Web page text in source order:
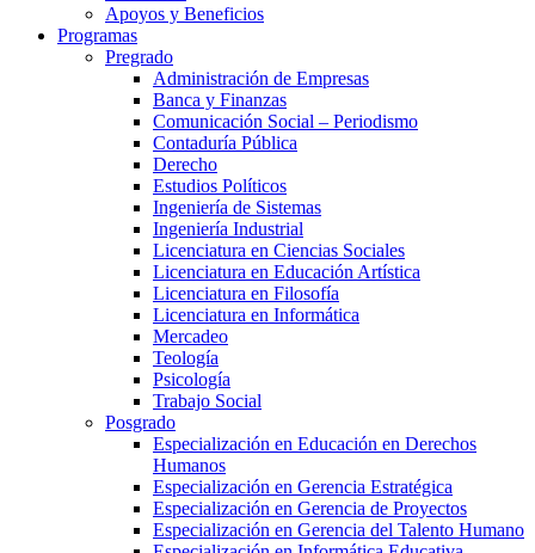
Apoyos y Beneficios
Programas
Pregrado
Administración de Empresas
Banca y Finanzas
Comunicación Social – Periodismo
Contaduría Pública
Derecho
Estudios Políticos
Ingeniería de Sistemas
Ingeniería Industrial
Licenciatura en Ciencias Sociales
Licenciatura en Educación Artística
Licenciatura en Filosofía
Licenciatura en Informática
Mercadeo
Teología
Psicología
Trabajo Social
Posgrado
Especialización en Educación en Derechos
Humanos
Especialización en Gerencia Estratégica
Especialización en Gerencia de Proyectos
Especialización en Gerencia del Talento Humano